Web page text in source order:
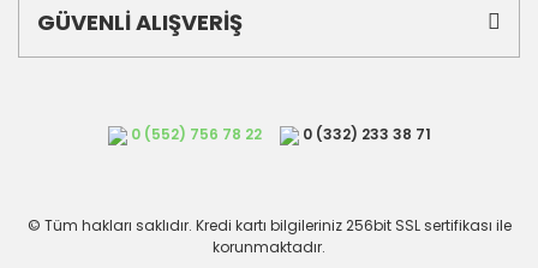
GÜVENLİ ALIŞVERİŞ
0 (552) 756 78 22 0 (332) 233 38 71
© Tüm hakları saklıdır. Kredi kartı bilgileriniz 256bit SSL sertifikası ile
korunmaktadır.